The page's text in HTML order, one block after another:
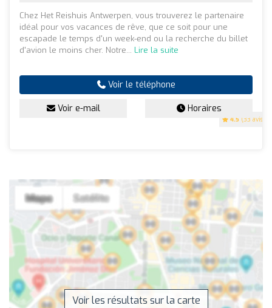
4.5 (33 avis)
Chez Het Reishuis Antwerpen, vous trouverez le partenaire
idéal pour vos vacances de rêve, que ce soit pour une
escapade le temps d'un week-end ou la recherche du billet
d'avion le moins cher. Notre... Lire la suite
Voir le téléphone
Voir e-mail Horaires
Voir les résultats sur la carte